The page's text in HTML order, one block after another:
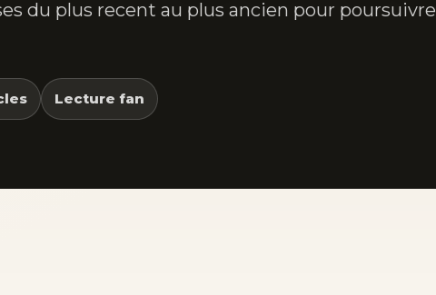
du plus recent au plus ancien pour poursuivre
Lecture fan